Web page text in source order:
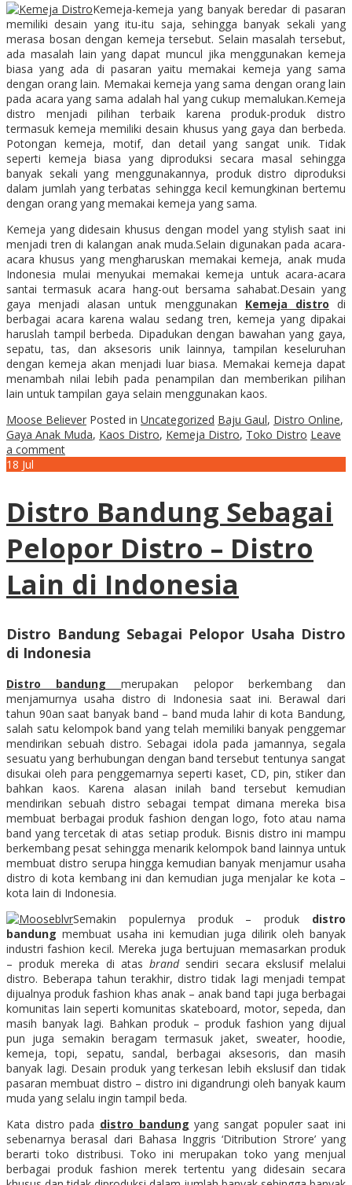
Kemeja-kemeja yang banyak beredar di pasaran
memiliki desain yang itu-itu saja, sehingga banyak sekali yang
merasa bosan dengan kemeja tersebut. Selain masalah tersebut,
ada masalah lain yang dapat muncul jika menggunakan kemeja
biasa yang ada di pasaran yaitu memakai kemeja yang sama
dengan orang lain. Memakai kemeja yang sama dengan orang lain
pada acara yang sama adalah hal yang cukup memalukan.Kemeja
distro menjadi pilihan terbaik karena produk-produk distro
termasuk kemeja memiliki desain khusus yang gaya dan berbeda.
Potongan kemeja, motif, dan detail yang sangat unik. Tidak
seperti kemeja biasa yang diproduksi secara masal sehingga
banyak sekali yang menggunakannya, produk distro diproduksi
dalam jumlah yang terbatas sehingga kecil kemungkinan bertemu
dengan orang yang memakai kemeja yang sama.
Kemeja yang didesain khusus dengan model yang stylish saat ini
menjadi tren di kalangan anak muda.Selain digunakan pada acara-
acara khusus yang mengharuskan memakai kemeja, anak muda
Indonesia mulai menyukai memakai kemeja untuk acara-acara
santai termasuk acara hang-out bersama sahabat.Desain yang
gaya menjadi alasan untuk menggunakan Kemeja distro di
berbagai acara karena walau sedang tren, kemeja yang dipakai
haruslah tampil berbeda. Dipadukan dengan bawahan yang gaya,
sepatu, tas, dan aksesoris unik lainnya, tampilan keseluruhan
dengan kemeja akan menjadi luar biasa. Memakai kemeja dapat
menambah nilai lebih pada penampilan dan memberikan pilihan
lain untuk tampilan gaya selain menggunakan kaos.
Moose Believer Posted in Uncategorized Baju Gaul, Distro Online,
Gaya Anak Muda, Kaos Distro, Kemeja Distro, Toko Distro Leave
a comment
18 Jul
Distro Bandung Sebagai
Pelopor Distro – Distro
Lain di Indonesia
Distro Bandung Sebagai Pelopor Usaha Distro
di Indonesia
Distro bandungmerupakan pelopor berkembang dan
menjamurnya usaha distro di Indonesia saat ini. Berawal dari
tahun 90an saat banyak band – band muda lahir di kota Bandung,
salah satu kelompok band yang telah memiliki banyak penggemar
mendirikan sebuah distro. Sebagai idola pada jamannya, segala
sesuatu yang berhubungan dengan band tersebut tentunya sangat
disukai oleh para penggemarnya seperti kaset, CD, pin, stiker dan
bahkan kaos. Karena alasan inilah band tersebut kemudian
mendirikan sebuah distro sebagai tempat dimana mereka bisa
membuat berbagai produk fashion dengan logo, foto atau nama
band yang tercetak di atas setiap produk. Bisnis distro ini mampu
berkembang pesat sehingga menarik kelompok band lainnya untuk
membuat distro serupa hingga kemudian banyak menjamur usaha
distro di kota kembang ini dan kemudian juga menjalar ke kota –
kota lain di Indonesia.
Semakin populernya produk – produk distro
bandung membuat usaha ini kemudian juga dilirik oleh banyak
industri fashion kecil. Mereka juga bertujuan memasarkan produk
– produk mereka di atasbrandsendiri secara ekslusif melalui
distro. Beberapa tahun terakhir, distro tidak lagi menjadi tempat
dijualnya produk fashion khas anak – anak band tapi juga berbagai
komunitas lain seperti komunitas skateboard, motor, sepeda, dan
masih banyak lagi. Bahkan produk – produk fashion yang dijual
pun juga semakin beragam termasuk jaket, sweater, hoodie,
kemeja, topi, sepatu, sandal, berbagai aksesoris, dan masih
banyak lagi. Desain produk yang terkesan lebih ekslusif dan tidak
pasaran membuat distro – distro ini digandrungi oleh banyak kaum
muda yang selalu ingin tampil beda.
Kata distro pada distro bandung yang sangat populer saat ini
sebenarnya berasal dari Bahasa Inggris ‘Ditribution Strore’ yang
berarti toko distribusi. Toko ini merupakan toko yang menjual
berbagai produk fashion merek tertentu yang didesain secara